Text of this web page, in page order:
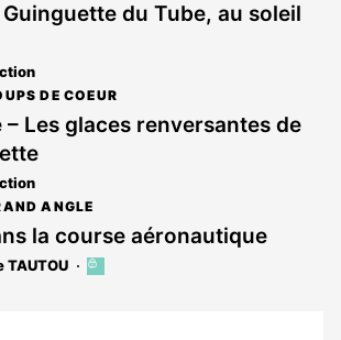
du Tube, au soleil
DE COEUR
– Les glaces renversantes de
ANGLE
la course aéronautique
TAUTOU
Cet